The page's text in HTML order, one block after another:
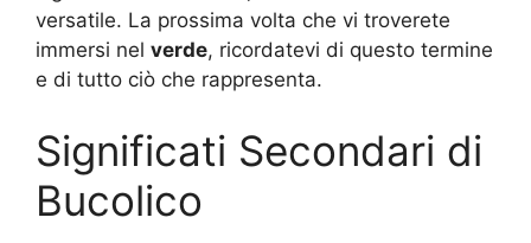
versatile. La prossima volta che vi troverete
immersi nel verde, ricordatevi di questo termine
e di tutto ciò che rappresenta.
Significati Secondari di
Bucolico